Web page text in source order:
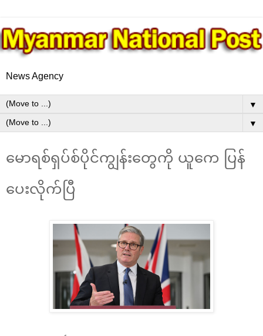
News Agency
▼
▼
မောရစ်ရှပ်စ်ပိုင်ကျွန်းတွေကို ယူကေ ပြန်
ပေးလိုက်ပြီ